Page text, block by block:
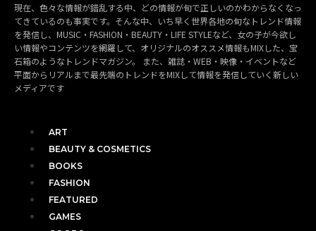
現在、色々な情報が錯乱する中、どの情報が旬で正しいのかわからなくなっ
てきているのも事実です。そんな中、いち早く世界各地の旬なトレンド情報
を発信し、MUSIC・FASHION・BEAUTY・LIFE STYLEなど、女の子が今欲し
い情報やコンテンツを網羅して、オリジナルのオススメ情報もMIXした、宝
石箱のようなトレンドマガジン。 また、雑誌・WEB・映像・イベントなど
平面からリアルまで最先端のトレンドをMIXして情報を発信していく新しい
メディアです
ART
BEAUTY & COSMETICS
BOOKS
FASHION
FEATURED
GAMES